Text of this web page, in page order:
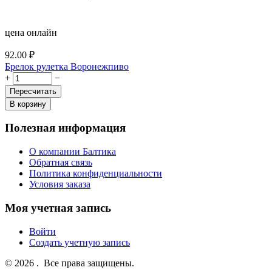
цена онлайн
92.00 ₽
Брелок рулетка Воронежпиво
+
−
Пересчитать
В корзину
Полезная информация
О компании Балтика
Обратная связь
Политика конфиденциальности
Условия заказа
Моя учетная запись
Войти
Создать учетную запись
© 2026 . Все права защищены.